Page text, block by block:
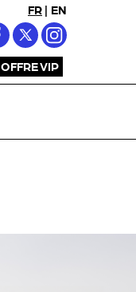
FR | EN
OFFRE VIP